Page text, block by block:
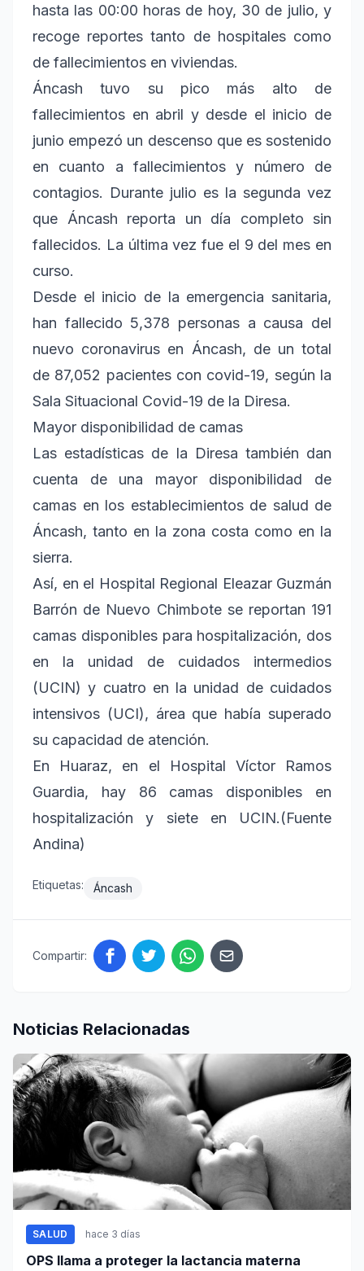
hasta las 00:00 horas de hoy, 30 de julio, y
recoge reportes tanto de hospitales como
de fallecimientos en viviendas.
Áncash tuvo su pico más alto de
fallecimientos en abril y desde el inicio de
junio empezó un descenso que es sostenido
en cuanto a fallecimientos y número de
contagios. Durante julio es la segunda vez
que Áncash reporta un día completo sin
fallecidos. La última vez fue el 9 del mes en
curso.
Desde el inicio de la emergencia sanitaria,
han fallecido 5,378 personas a causa del
nuevo coronavirus en Áncash, de un total
de 87,052 pacientes con covid-19, según la
Sala Situacional Covid-19 de la Diresa.
Mayor disponibilidad de camas
Las estadísticas de la Diresa también dan
cuenta de una mayor disponibilidad de
camas en los establecimientos de salud de
Áncash, tanto en la zona costa como en la
sierra.
Así, en el Hospital Regional Eleazar Guzmán
Barrón de Nuevo Chimbote se reportan 191
camas disponibles para hospitalización, dos
en la unidad de cuidados intermedios
(UCIN) y cuatro en la unidad de cuidados
intensivos (UCI), área que había superado
su capacidad de atención.
En Huaraz, en el Hospital Víctor Ramos
Guardia, hay 86 camas disponibles en
hospitalización y siete en UCIN.(Fuente
Andina)
Etiquetas: Áncash
Compartir:
Noticias Relacionadas
SALUD hace 3 días
OPS llama a proteger la lactancia materna